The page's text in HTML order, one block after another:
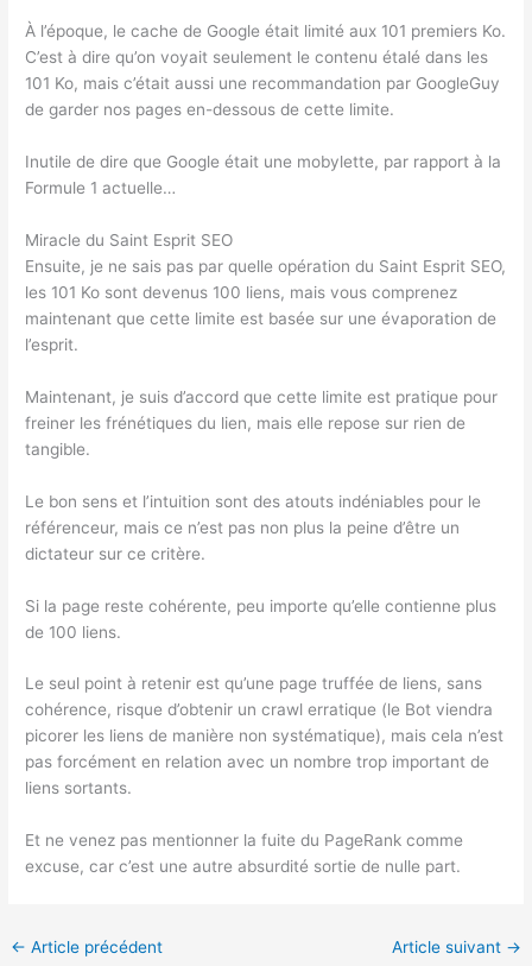
À l’époque, le cache de Google était limité aux 101 premiers Ko.
C’est à dire qu’on voyait seulement le contenu étalé dans les
101 Ko, mais c’était aussi une recommandation par GoogleGuy
de garder nos pages en-dessous de cette limite.
Inutile de dire que Google était une mobylette, par rapport à la
Formule 1 actuelle…
Miracle du Saint Esprit SEO
Ensuite, je ne sais pas par quelle opération du Saint Esprit SEO,
les 101 Ko sont devenus 100 liens, mais vous comprenez
maintenant que cette limite est basée sur une évaporation de
l’esprit.
Maintenant, je suis d’accord que cette limite est pratique pour
freiner les frénétiques du lien, mais elle repose sur rien de
tangible.
Le bon sens et l’intuition sont des atouts indéniables pour le
référenceur, mais ce n’est pas non plus la peine d’être un
dictateur sur ce critère.
Si la page reste cohérente, peu importe qu’elle contienne plus
de 100 liens.
Le seul point à retenir est qu’une page truffée de liens, sans
cohérence, risque d’obtenir un crawl erratique (le Bot viendra
picorer les liens de manière non systématique), mais cela n’est
pas forcément en relation avec un nombre trop important de
liens sortants.
Et ne venez pas mentionner la fuite du PageRank comme
excuse, car c’est une autre absurdité sortie de nulle part.
← Article précédent Article suivant →